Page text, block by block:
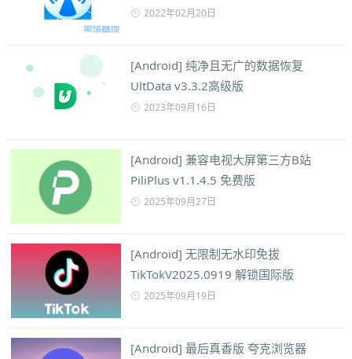
2022年02月20日
[Android] 纯净且无广的数据恢复
UltData v3.3.2高级版
2023年09月16日
[Android] 兼容电视大屏第三方B站
PiliPlus v1.1.4.5 免费版
2025年09月27日
[Android] 无限制无水印免拔
TikTokV2025.0919 解锁国际版
2025年09月19日
[Android] 最后真香版 夸克浏览器